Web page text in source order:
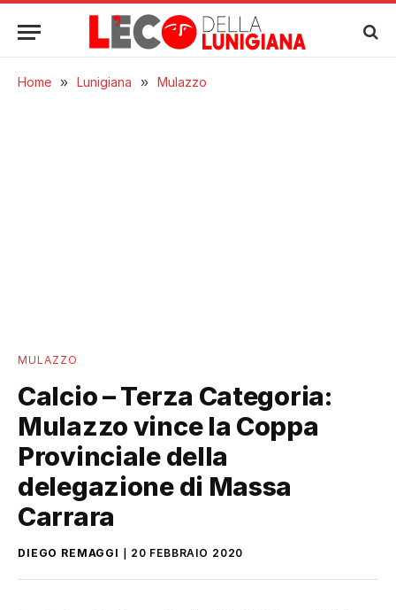
Home » Lunigiana » Mulazzo
MULAZZO
Calcio – Terza Categoria:
Mulazzo vince la Coppa
Provinciale della
delegazione di Massa
Carrara
DIEGO REMAGGI 20 FEBBRAIO 2020